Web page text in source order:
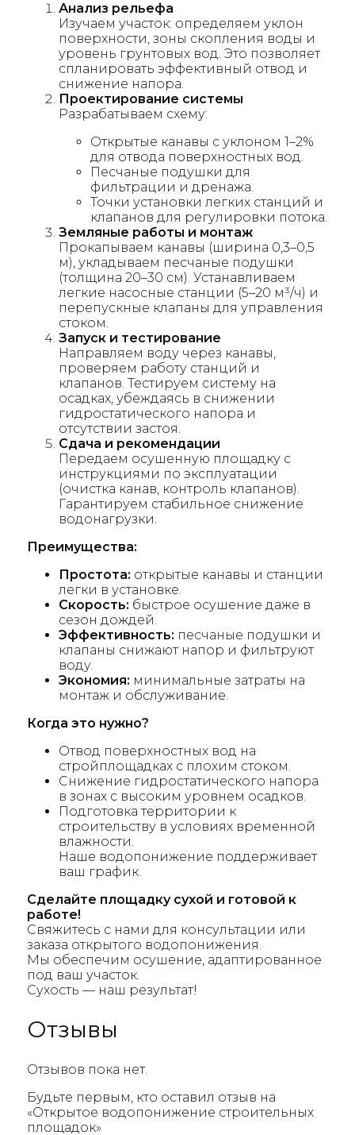
Анализ рельефа
Изучаем участок: определяем уклон
поверхности, зоны скопления воды и
уровень грунтовых вод. Это позволяет
спланировать эффективный отвод и
снижение напора.
Проектирование системы
Разрабатываем схему:
Открытые канавы с уклоном 1–2%
для отвода поверхностных вод.
Песчаные подушки для
фильтрации и дренажа.
Точки установки легких станций и
клапанов для регулировки потока.
Земляные работы и монтаж
Прокапываем канавы (ширина 0,3–0,5
м), укладываем песчаные подушки
(толщина 20–30 см). Устанавливаем
легкие насосные станции (5–20 м³/ч) и
перепускные клапаны для управления
стоком.
Запуск и тестирование
Направляем воду через канавы,
проверяем работу станций и
клапанов. Тестируем систему на
осадках, убеждаясь в снижении
гидростатического напора и
отсутствии застоя.
Сдача и рекомендации
Передаем осушенную площадку с
инструкциями по эксплуатации
(очистка канав, контроль клапанов).
Гарантируем стабильное снижение
водонагрузки.
Преимущества:
Простота: открытые канавы и станции
легки в установке.
Скорость: быстрое осушение даже в
сезон дождей.
Эффективность: песчаные подушки и
клапаны снижают напор и фильтруют
воду.
Экономия: минимальные затраты на
монтаж и обслуживание.
Когда это нужно?
Отвод поверхностных вод на
стройплощадках с плохим стоком.
Снижение гидростатического напора
в зонах с высоким уровнем осадков.
Подготовка территории к
строительству в условиях временной
влажности.
Наше водопонижение поддерживает
ваш график.
Сделайте площадку сухой и готовой к
работе!
Свяжитесь с нами для консультации или
заказа открытого водопонижения.
Мы обеспечим осушение, адаптированное
под ваш участок.
Сухость — наш результат!
Отзывы
Отзывов пока нет.
Будьте первым, кто оставил отзыв на
«Открытое водопонижение строительных
площадок»